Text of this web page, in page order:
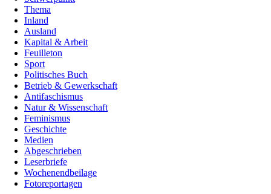
Thema
Inland
Ausland
Kapital & Arbeit
Feuilleton
Sport
Politisches Buch
Betrieb & Gewerkschaft
Antifaschismus
Natur & Wissenschaft
Feminismus
Geschichte
Medien
Abgeschrieben
Leserbriefe
Wochenendbeilage
Fotoreportagen